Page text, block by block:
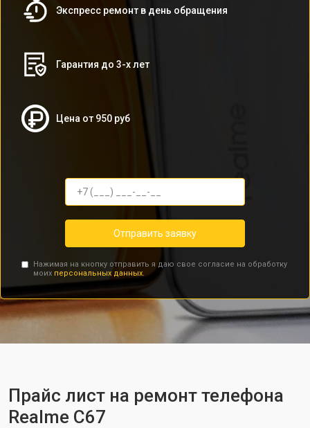
Экспресс ремонт в день обращения
Гарантия до 3-х лет
Цена от 950 руб
Отправить заявку
Нажимая на кнопку отправить я даю свое согласие на обработку
моих персональных данных.
Прайс лист на ремонт телефона
Realme C67